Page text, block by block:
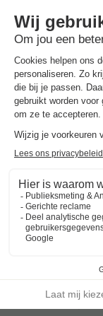
Hacienda el
Spanje-
Beste aanbieding
Beste aanbieding
Spanje-